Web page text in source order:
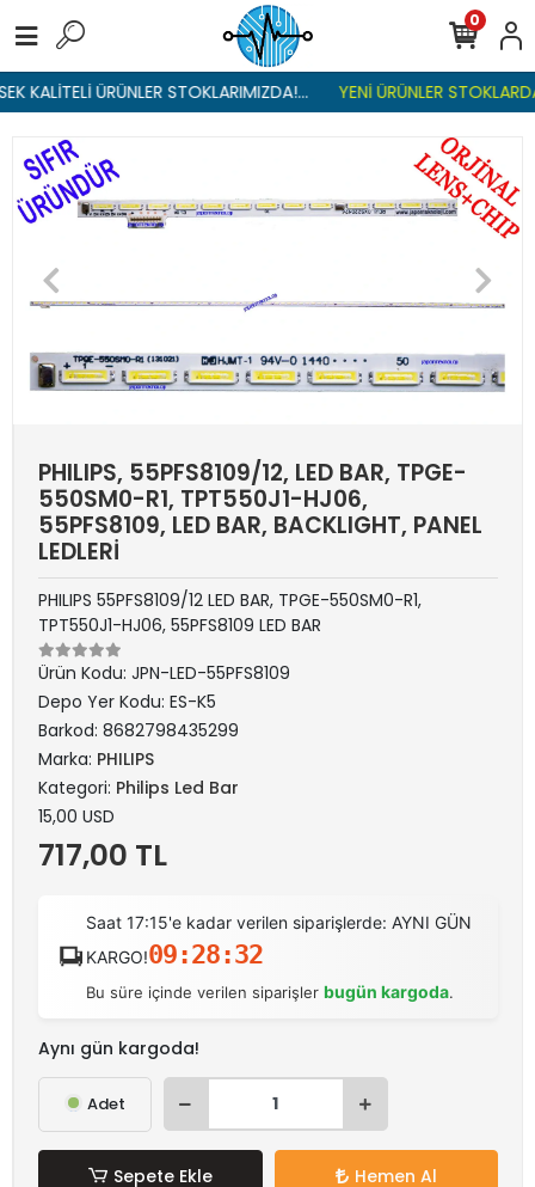
KALİTELİ ÜRÜNLER STOKLARIMIZDA!... YENİ ÜRÜNLER
0
PHILIPS, 55PFS8109/12, LED BAR, TPGE-
550SM0-R1, TPT550J1-HJ06,
55PFS8109, LED BAR, BACKLIGHT, PANEL
LEDLERİ
PHILIPS 55PFS8109/12 LED BAR, TPGE-550SM0-R1,
TPT550J1-HJ06, 55PFS8109 LED BAR
Ürün Kodu: JPN-LED-55PFS8109
Depo Yer Kodu: ES-K5
Barkod: 8682798435299
Marka: PHILIPS
Kategori: Philips Led Bar
15,00 USD
717,00 TL
Saat 17:15'e kadar verilen siparişlerde: AYNI GÜN
KARGO!09:28:32
Bu süre içinde verilen siparişlerbugün kargoda.
Aynı gün kargoda!
Adet
Sepete Ekle Hemen Al